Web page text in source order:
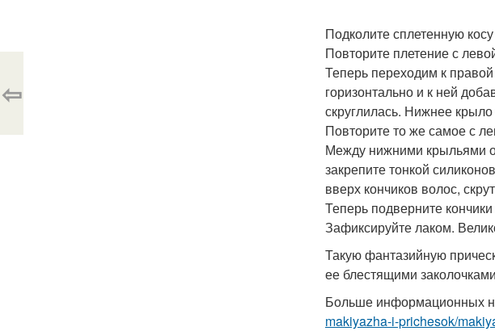
Подколите сплетенную
Повторите плетение с
Теперь переходим к
горизонтально и к ней
скруглилась. Нижнее
Повторите то же самое с
Между нижними крыльями
закрепите тонкой
вверх кончиков волос,
Теперь подверните
Зафиксируйте лаком.
Такую фантазийную
ее блестящими
Больше информационных
makiyazha-i-prichesok/
⇦